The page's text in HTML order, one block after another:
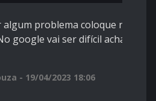
algum problema coloque no
google vai ser difícil achar.
- 19/04/2023 18:06